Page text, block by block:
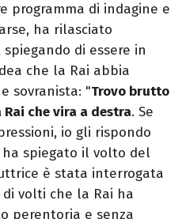
programma di indagine e
ha rilasciato
spiegando di essere in
che la Rai abbia
sovranista: "Trovo brutto
che vira a destra. Se
io gli rispondo
spiegato il volto del
è stata interrogata
volti che la Rai ha
perentoria e senza